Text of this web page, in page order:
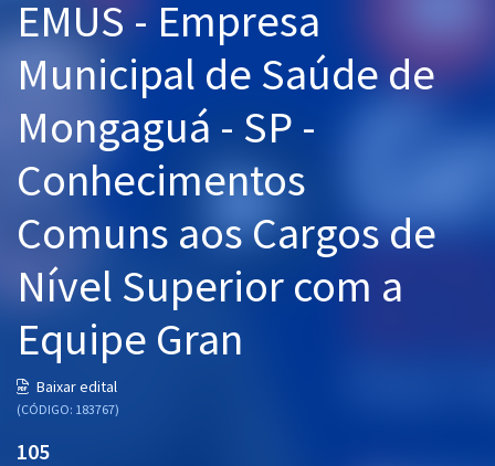
Pós
Graduação
OAB
Mentorias
Questões grátis
Conteúdo gratuito
Aprovados
Atendimento
EMUS - Empresa
Municipal de Saúde de
Mongaguá - SP -
Conhecimentos
Comuns aos Cargos de
Nível Superior com a
Equipe Gran
Baixar edital
(CÓDIGO: 183767)
105